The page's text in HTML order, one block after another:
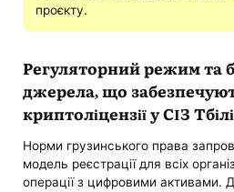
проєкту.
Регуляторний режим та
джерела, що
криптоліцензії у СІЗ
Норми грузинського права
модель реєстрації для всіх
операції з цифровими активами.